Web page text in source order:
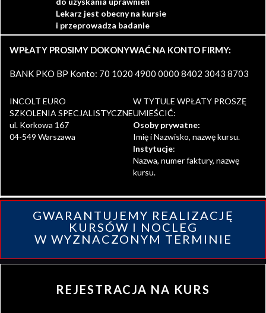
Lekarz jest obecny na kursie
i przeprowadza badanie
WPŁATY PROSIMY DOKONYWAĆ NA KONTO FIRMY:
BANK PKO BP Konto: 70 1020 4900 0000 8402 3043 8703
INCOLT EURO
SZKOLENIA SPECJALISTYCZNE
ul. Korkowa 167
04-549 Warszawa
W TYTULE WPŁATY PROSZĘ
UMIEŚCIĆ:
Osoby prywatne:
Imię i Nazwisko, nazwę kursu.
Instytucje:
Nazwa, numer faktury, nazwę
kursu.
GWARANTUJEMY REALIZACJĘ
KURSÓW I NOCLEG
W WYZNACZONYM TERMINIE
REJESTRACJA NA KURS